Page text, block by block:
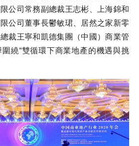
公司常務副總裁王志彬、上海錦和
公司董事長鬱敏珺、居然之家新零
裁王寧和凱德集團（中國）商業管
繞“雙循環下商業地產的機遇與挑